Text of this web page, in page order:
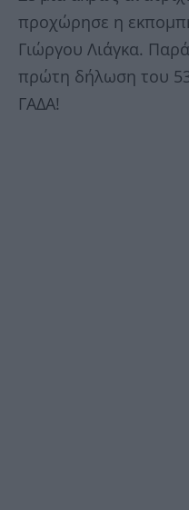
προχώρησε η
Γιώργου Λιάγκα.
πρώτη δήλωση του
ΓΑΔΑ!